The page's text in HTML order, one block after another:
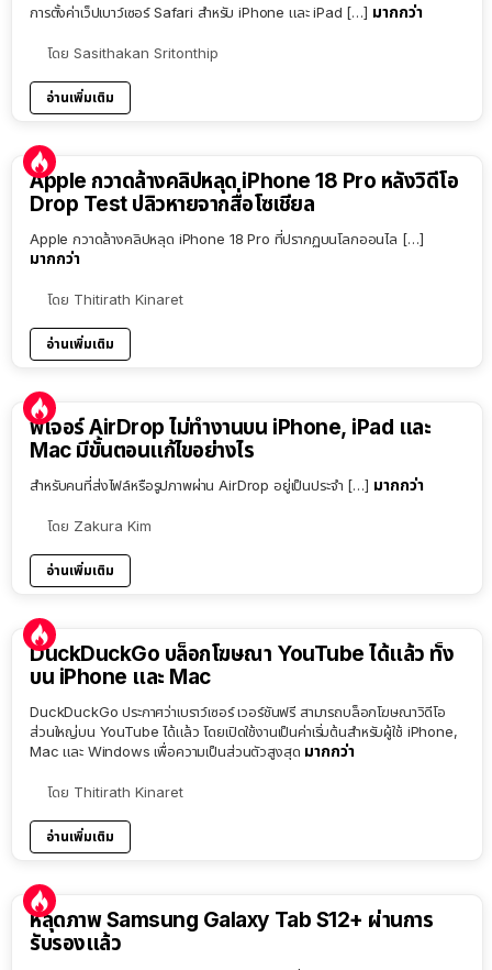
การตั้งค่าเว็ปเบาว์เซอร์ Safari สำหรับ iPhone และ iPad […] มากกว่า
โดย Sasithakan Sritonthip
อ่านเพิ่มเติม
Apple กวาดล้างคลิปหลุด iPhone 18 Pro หลังวิดีโอ
Drop Test ปลิวหายจากสื่อโซเชียล
Apple กวาดล้างคลิปหลุด iPhone 18 Pro ที่ปรากฏบนโลกออนไล […]
มากกว่า
โดย Thitirath Kinaret
อ่านเพิ่มเติม
ฟีเจอร์ AirDrop ไม่ทำงานบน iPhone, iPad และ
Mac มีขั้นตอนแก้ไขอย่างไร
สำหรับคนที่ส่งไฟล์หรือรูปภาพผ่าน AirDrop อยู่เป็นประจำ […] มากกว่า
โดย Zakura Kim
อ่านเพิ่มเติม
DuckDuckGo บล็อกโฆษณา YouTube ได้แล้ว ทั้ง
บน iPhone และ Mac
DuckDuckGo ประกาศว่าเบราว์เซอร์ เวอร์ชันฟรี สามารถบล็อกโฆษณาวิดีโอ
ส่วนใหญ่บน YouTube ได้แล้ว โดยเปิดใช้งานเป็นค่าเริ่มต้นสำหรับผู้ใช้ iPhone,
Mac และ Windows เพื่อความเป็นส่วนตัวสูงสุด มากกว่า
โดย Thitirath Kinaret
อ่านเพิ่มเติม
หลุดภาพ Samsung Galaxy Tab S12+ ผ่านการ
รับรองแล้ว